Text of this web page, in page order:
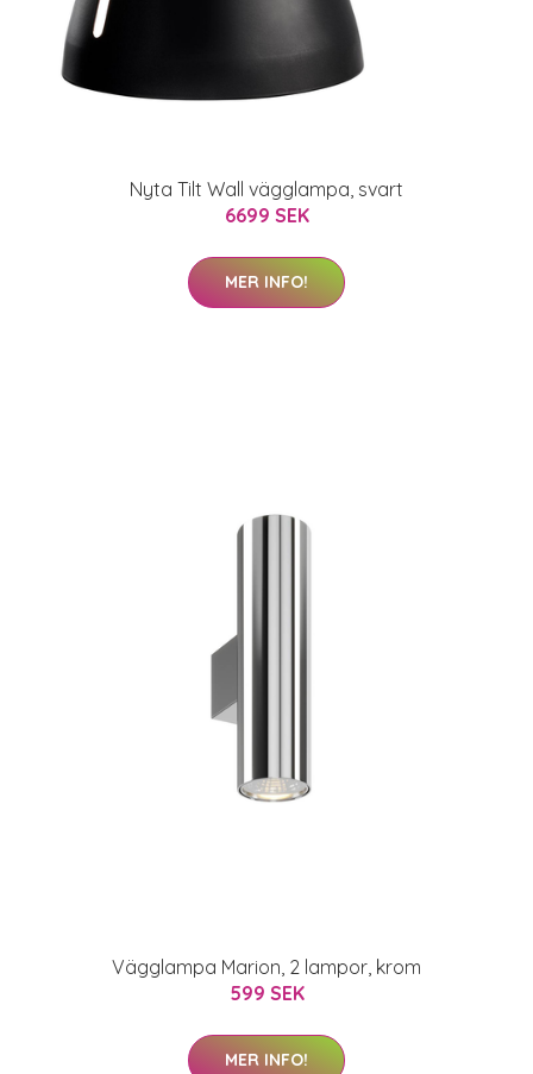
Nyta Tilt Wall vägglampa, svart
6699 SEK
MER INFO!
Vägglampa Marion, 2 lampor, krom
599 SEK
MER INFO!